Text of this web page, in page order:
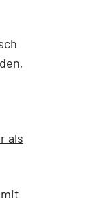
als